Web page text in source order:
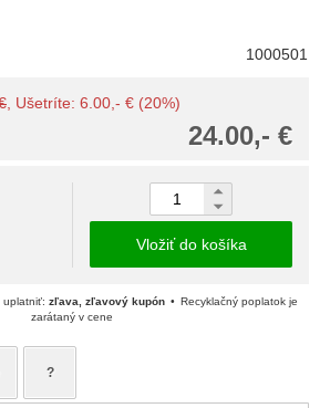
1000501
, Ušetríte: 6.00,- € (20%)
24.00,- €
Vložiť do košíka
uplatniť: zľava, zľavový kupón
Recyklačný poplatok je
zarátaný v cene
?